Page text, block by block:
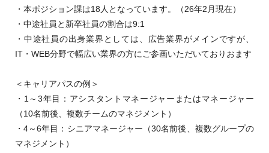
・本ポジション課は18人となっています。（26年2月現在）
・中途社員と新卒社員の割合は9:1
・中途社員の出身業界としては、広告業界がメインですが、
IT・WEB分野で幅広い業界の方にご参画いただいておりおます
＜キャリアパスの例＞
・1～3年目：アシスタントマネージャーまたはマネージャー
（10名前後、複数チームのマネジメント）
・4～6年目：シニアマネージャー（30名前後、複数グループの
マネジメント）